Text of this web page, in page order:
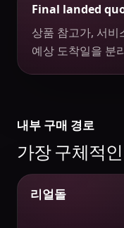
Final landed
상품 참고가, 서비
예상 도착일을 분
내부 구매 경로
가장 구체적
리얼돌